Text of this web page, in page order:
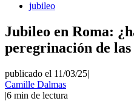
jubileo
Jubileo en Roma:
peregrinación de las
publicado el 11/03/25|
Camille Dalmas
|6 min de lectura